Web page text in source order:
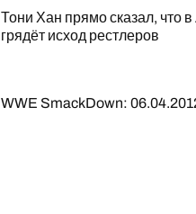
Тони Хан прямо сказал, что в
грядёт исход рестлеров
WWE SmackDown: